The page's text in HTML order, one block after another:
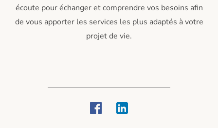
écoute pour échanger et comprendre vos besoins afin
de vous apporter les services les plus adaptés à votre
projet de vie.